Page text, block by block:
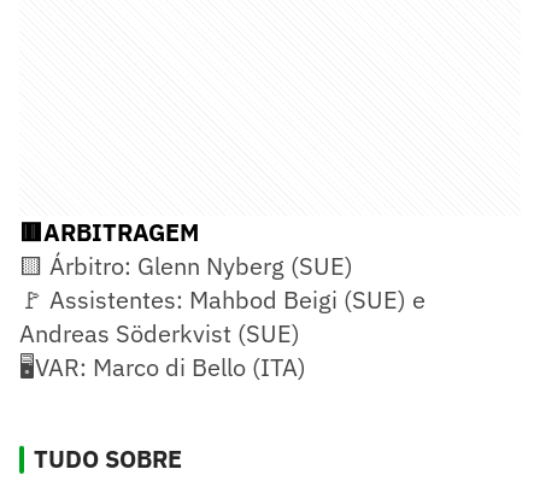
🟥ARBITRAGEM
🟨 Árbitro: Glenn Nyberg (SUE)
🚩 Assistentes: Mahbod Beigi (SUE) e
Andreas Söderkvist (SUE)
🖥️VAR: Marco di Bello (ITA)
TUDO SOBRE